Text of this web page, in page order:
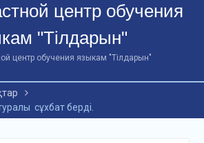
БАЙТҰРСЫНҰЛЫ
«ҮЗДІК
2026»
тіл –
символы»
байқауы
центр обучения
"Тілдарын"
центр обучения языкам "Тілдарын"
сұхбат берді.